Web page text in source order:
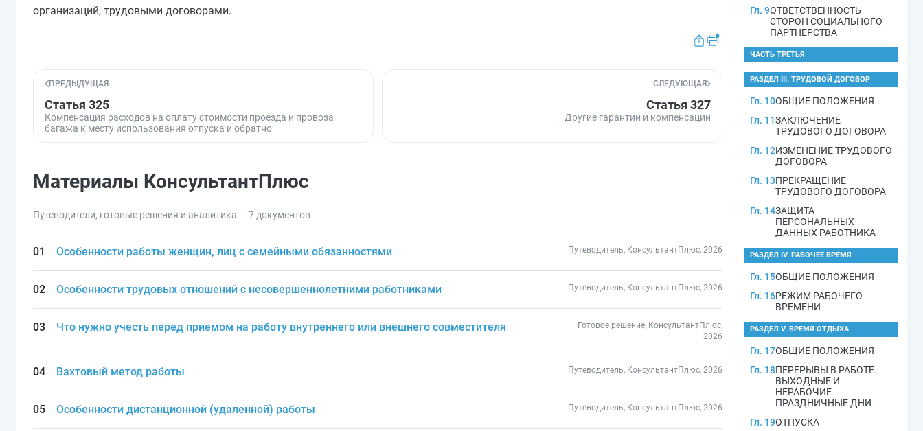
организаций, трудовыми договорами.
ПРЕДЫДУЩАЯ
Статья 325
Компенсация расходов на оплату стоимости проезда и провоза
багажа к месту использования отпуска и обратно
СЛЕДУЮЩАЯ
Статья 327
Другие гарантии и компенсации
Материалы КонсультантПлюс
Путеводители, готовые решения и аналитика — 7 документов
Особенности работы женщин, лиц с семейными обязанностями Путеводитель, КонсультантПлюс, 2026
Особенности трудовых отношений с несовершеннолетними работниками Путеводитель, КонсультантПлюс, 2026
Что нужно учесть перед приемом на работу внутреннего или внешнего совместителя
Готовое решение, КонсультантПлюс,
2026
Вахтовый метод работы Путеводитель, КонсультантПлюс, 2026
Особенности дистанционной (удаленной) работы Путеводитель, КонсультантПлюс, 2026
Гл. 9ОТВЕТСТВЕННОСТЬ
СТОРОН СОЦИАЛЬНОГО
ПАРТНЕРСТВА
ЧАСТЬ ТРЕТЬЯ
РАЗДЕЛ III. ТРУДОВОЙ ДОГОВОР
Гл. 10ОБЩИЕ ПОЛОЖЕНИЯ
Гл. 11ЗАКЛЮЧЕНИЕ
ТРУДОВОГО ДОГОВОРА
Гл. 12ИЗМЕНЕНИЕ ТРУДОВОГО
ДОГОВОРА
Гл. 13ПРЕКРАЩЕНИЕ
ТРУДОВОГО ДОГОВОРА
Гл. 14ЗАЩИТА
ПЕРСОНАЛЬНЫХ
ДАННЫХ РАБОТНИКА
РАЗДЕЛ IV. РАБОЧЕЕ ВРЕМЯ
Гл. 15ОБЩИЕ ПОЛОЖЕНИЯ
Гл. 16РЕЖИМ РАБОЧЕГО
ВРЕМЕНИ
РАЗДЕЛ V. ВРЕМЯ ОТДЫХА
Гл. 17ОБЩИЕ ПОЛОЖЕНИЯ
Гл. 18ПЕРЕРЫВЫ В РАБОТЕ.
ВЫХОДНЫЕ И
НЕРАБОЧИЕ
ПРАЗДНИЧНЫЕ ДНИ
Гл. 19ОТПУСКА